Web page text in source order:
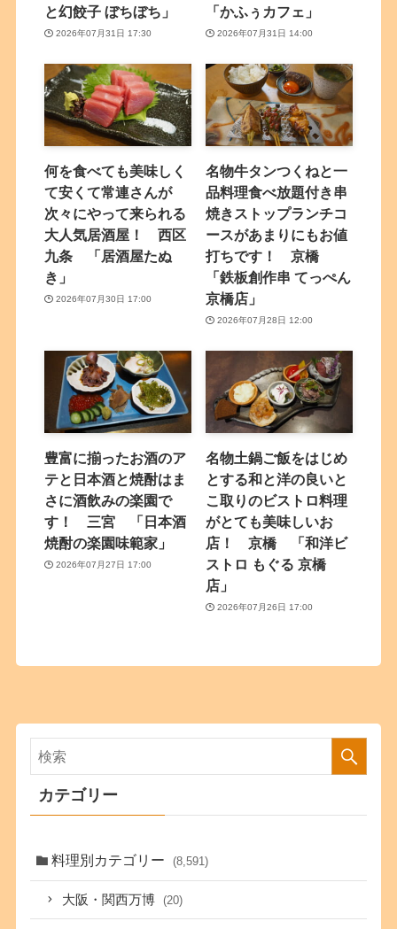
と幻餃子 ぼちぼち」
2026年07月31日 17:30
「かふぅカフェ」
2026年07月31日 14:00
何を食べても美味しく
て安くて常連さんが
次々にやって来られる
大人気居酒屋！ 西区
九条 「居酒屋たぬ
き」
2026年07月30日 17:00
名物牛タンつくねと一
品料理食べ放題付き串
焼きストップランチコ
ースがあまりにもお値
打ちです！ 京橋
「鉄板創作串 てっぺん
京橋店」
2026年07月28日 12:00
豊富に揃ったお酒のア
テと日本酒と焼酎はま
さに酒飲みの楽園で
す！ 三宮 「日本酒
焼酎の楽園味範家」
2026年07月27日 17:00
名物土鍋ご飯をはじめ
とする和と洋の良いと
こ取りのビストロ料理
がとても美味しいお
店！ 京橋 「和洋ビ
ストロ もぐる 京橋
店」
2026年07月26日 17:00
カテゴリー
料理別カテゴリー (8,591)
大阪・関西万博 (20)